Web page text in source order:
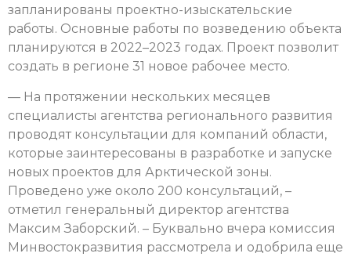
запланированы проектно-изыскательские
работы. Основные работы по возведению объекта
планируются в 2022–2023 годах. Проект позволит
создать в регионе 31 новое рабочее место.
— На протяжении нескольких месяцев
специалисты агентства регионального развития
проводят консультации для компаний области,
которые заинтересованы в разработке и запуске
новых проектов для Арктической зоны.
Проведено уже около 200 консультаций, –
отметил генеральный директор агентства
Максим Заборский. – Буквально вчера комиссия
Минвостокразвития рассмотрела и одобрила еще